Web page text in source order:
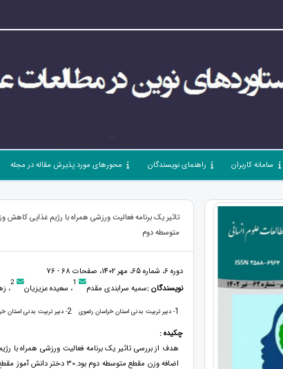
سامانه کاربران راهنمای نویسندگان محورهای مورد پذیرش مقاله در مجله
تاثیر یک برنامه فعالیت ورزشی همراه با رژیم غذایی
متوسطه دوم
دوره 6، شماره 65، مهر 1402، صفحات 68 - 76
نویسندگان :سمیه سرابندی مقدم 1، سعیده عزیزیان 2،
1- دبیر تربیت بدنی استان خراسان رضوی 2- دبیر تربیت بدنی استان
چکیده :
هدف از بررسی تاثیر یک برنامه فعالیت ورزشی همراه با